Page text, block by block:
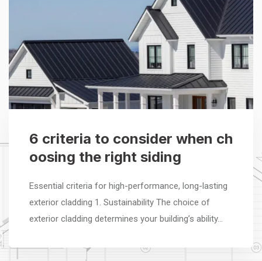
6 criteria to consider when ch
oosing the right siding
Essential criteria for high-performance, long-lasting
exterior cladding 1. Sustainability The choice of
exterior cladding determines your building’s ability…